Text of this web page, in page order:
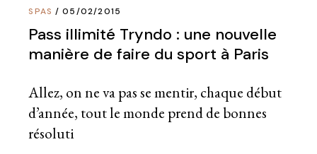
SPAS 05/02/2015
Pass illimité Tryndo : une nouvelle
manière de faire du sport à Paris
Allez, on ne va pas se mentir, chaque début
d’année, tout le monde prend de bonnes
résoluti